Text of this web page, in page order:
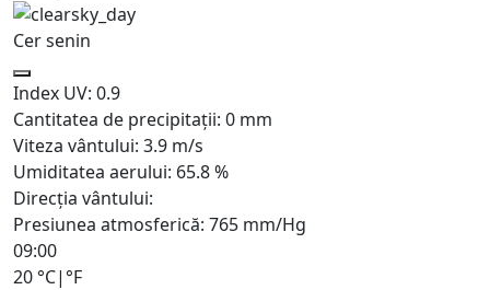
Cer senin
Index UV: 0.9
Cantitatea de precipitații: 0 mm
Viteza vântului: 3.9 m/s
Umiditatea aerului: 65.8%
Direcția vântului:
Presiunea atmosferică: 765 mm/Hg
09:00
20 °C| °F